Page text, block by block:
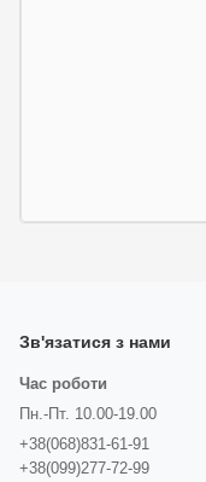
Зв'язатися з нами
Час роботи
Пн.-Пт. 10.00-19.00
+38(068)831-61-91
+38(099)277-72-99